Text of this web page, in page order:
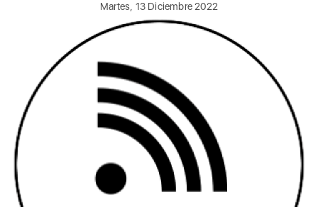
Martes, 13 Diciembre 2022